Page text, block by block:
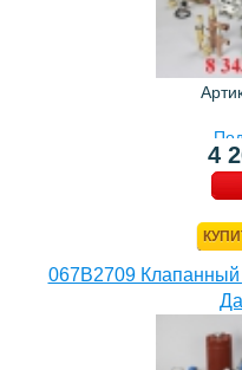
4
067B2709